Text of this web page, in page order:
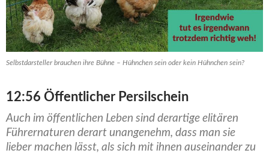
Selbstdarsteller brauchen ihre Bühne – Hühnchen sein oder kein Hühnchen sein?
12:56 Öffentlicher Persilschein
Auch im öffentlichen Leben sind derartige elitären
Führernaturen derart unangenehm, dass man sie
lieber machen lässt, als sich mit ihnen auseinander zu